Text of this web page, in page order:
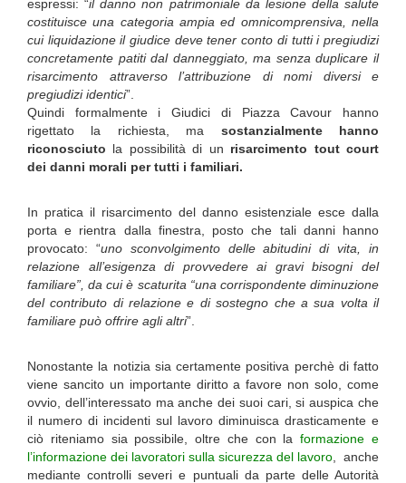
espressi: “il danno non patrimoniale da lesione della salute
costituisce una categoria ampia ed omnicomprensiva, nella
cui liquidazione il giudice deve tener conto di tutti i pregiudizi
concretamente patiti dal danneggiato, ma senza duplicare il
risarcimento attraverso l’attribuzione di nomi diversi e
pregiudizi identici”.
Quindi formalmente i Giudici di Piazza Cavour hanno
rigettato la richiesta, ma sostanzialmente hanno
riconosciuto la possibilità di un risarcimento tout court
dei danni morali per tutti i familiari.
In pratica il risarcimento del danno esistenziale esce dalla
porta e rientra dalla finestra, posto che tali danni hanno
provocato: “uno sconvolgimento delle abitudini di vita, in
relazione all’esigenza di provvedere ai gravi bisogni del
familiare”, da cui è scaturita “una corrispondente diminuzione
del contributo di relazione e di sostegno che a sua volta il
familiare può offrire agli altri”.
Nonostante la notizia sia certamente positiva perchè di fatto
viene sancito un importante diritto a favore non solo, come
ovvio, dell’interessato ma anche dei suoi cari, si auspica che
il numero di incidenti sul lavoro diminuisca drasticamente e
ciò riteniamo sia possibile, oltre che con la formazione e
l’informazione dei lavoratori sulla sicurezza del lavoro , anche
mediante controlli severi e puntuali da parte delle Autorità